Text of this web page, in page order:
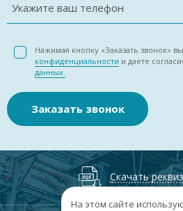
Укажите ваш телефон
Нажимая кнопку «Заказать звонок»
конфиденциальности и даете
данных.
Заказать звонок
Скачать
На этом сайте